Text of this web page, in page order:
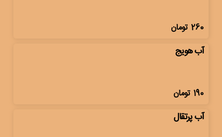
260 تومان
آب هویج
190 تومان
آب پرتقال